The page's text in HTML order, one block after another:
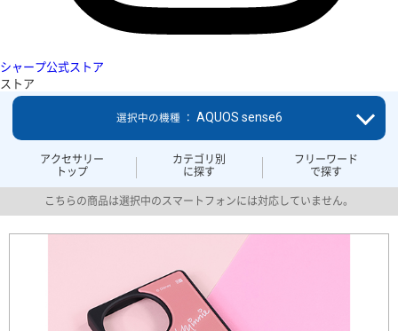
シャープ公式ストア
ストア
アクセサリー
トップ
カテゴリ別
に探す
フリーワード
で探す
選択中の機種 ： AQUOS sense6
こちらの商品は選択中のスマートフォンには対応していません。